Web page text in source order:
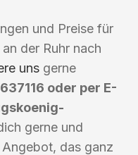
und Preise für
der Ruhr nach
uns gerne
oder per E-
gerne und
das ganz